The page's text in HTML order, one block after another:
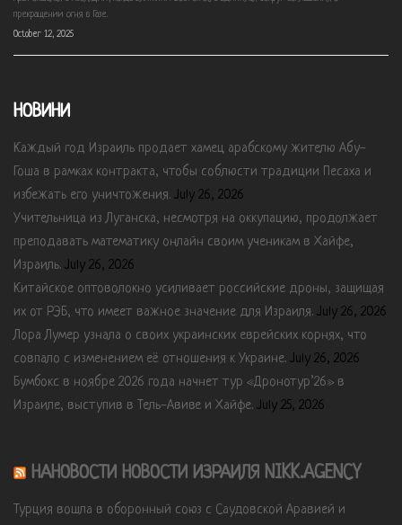
прекращении огня в Газе.
October 12, 2025
НОВИНИ
Каждый год Израиль продает хамец арабскому жителю Абу-
Гоша в рамках контракта, чтобы соблюсти традиции Песаха и
избежать его уничтожения. July 26, 2026
Учительница из Луганска, несмотря на оккупацию, продолжает
преподавать математику онлайн своим ученикам в Хайфе,
Израиль. July 26, 2026
Китайское оптоволокно усиливает российские дроны, защищая
их от РЭБ, что имеет важное значение для Израиля. July 26, 2026
Лора Лумер узнала о своих украинских еврейских корнях, что
совпало с изменением её отношения к Украине. July 26, 2026
Бумбокс в ноябре 2026 года начнет тур «Дронотур’26» в
Израиле, выступив в Тель-Авиве и Хайфе. July 25, 2026
НАНОВОСТИ НОВОСТИ ИЗРАИЛЯ NIKK.AGENCY
Турция вошла в оборонный союз с Саудовской Аравией и